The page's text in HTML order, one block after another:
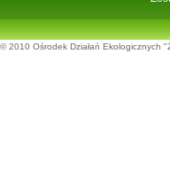
© 2010 Ośrodek Działań Ekologicznych